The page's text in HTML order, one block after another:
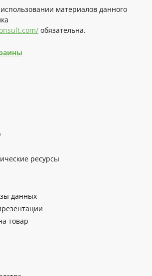
материалов данного
обязательна.
ресурсы
данных
товар